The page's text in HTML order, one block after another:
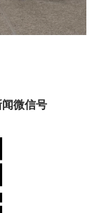
微信号